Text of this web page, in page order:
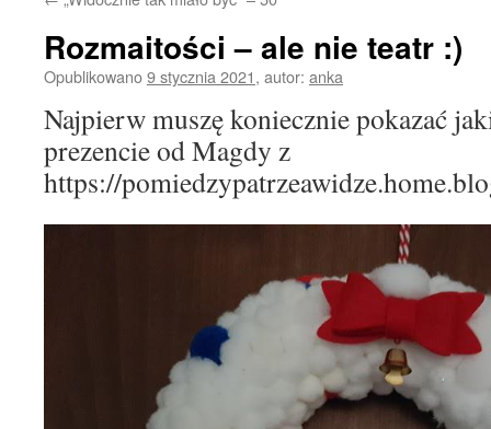
Rozmaitości – ale nie teatr :)
Opublikowano9 stycznia 2021, autor: anka
Najpierw muszę koniecznie pokazać
prezencie od Magdy z
https://